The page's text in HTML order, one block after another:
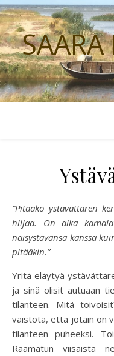
”Pitääkö ystävättären kertoa, että miehesi pettää vai ollako
hiljaa. On aika
naisystävänsä kanssa
pitääkin.”
Yritä eläytyä
ja sinä olisit autuaan
tilanteen. Mitä
vaistota, että jotain on
tilanteen puheeksi.
Raamatun viisaista